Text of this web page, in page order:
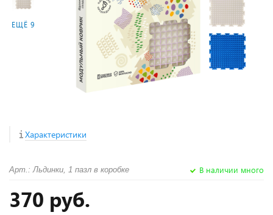
ЕЩЁ 9
Характеристики
Арт.: Льдинки, 1 пазл в коробке В наличии много
370 руб.